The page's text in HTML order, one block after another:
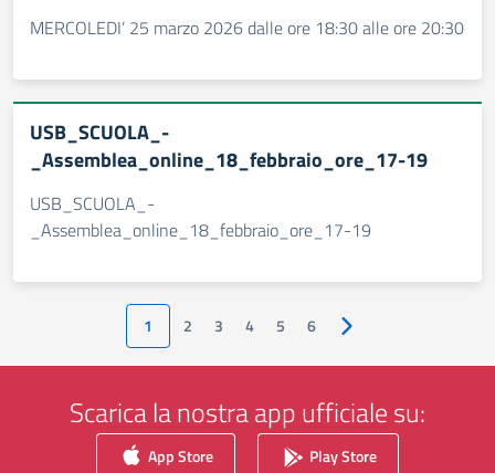
MERCOLEDI’ 25 marzo 2026 dalle ore 18:30 alle ore 20:30
USB_SCUOLA_-
_Assemblea_online_18_febbraio_ore_17-19
USB_SCUOLA_-
_Assemblea_online_18_febbraio_ore_17-19
1 2 3 4 5 6 Pagina successiva
Scarica la nostra app ufficiale su:
App Store Play Store